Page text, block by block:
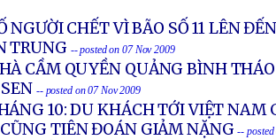
NGƯỜI CHẾT VÌ BÃO SỐ 11 LÊN
TRUNG -- posted on 07 Nov 2009
CẦM QUYỀN QUẢNG BÌNH
-- posted on 07 Nov 2009
10: DU KHÁCH TỚI VIỆT NAM
TIÊN ĐOÁN GIẢM NẶNG --